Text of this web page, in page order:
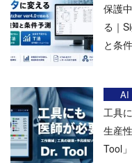
保護
る｜
と条
AI
工具
生産
Tool